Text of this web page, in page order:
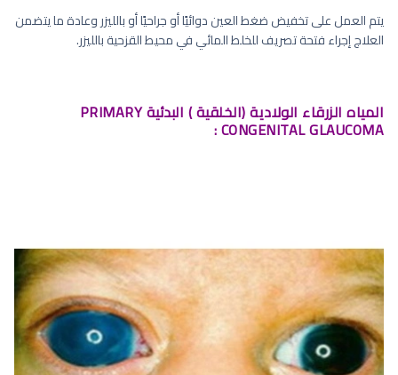
يتم العمل على تخفيض ضغط العين دوائيًا أو جراحيًا أو بالليزر وعادة ما يتضمن
العلاج إجراء فتحة تصريف للخلط المائي في محيط القزحية بالليزر.
المياه الزرقاء الولادية (الخلقية ) البدئية PRIMARY
CONGENITAL GLAUCOMA :